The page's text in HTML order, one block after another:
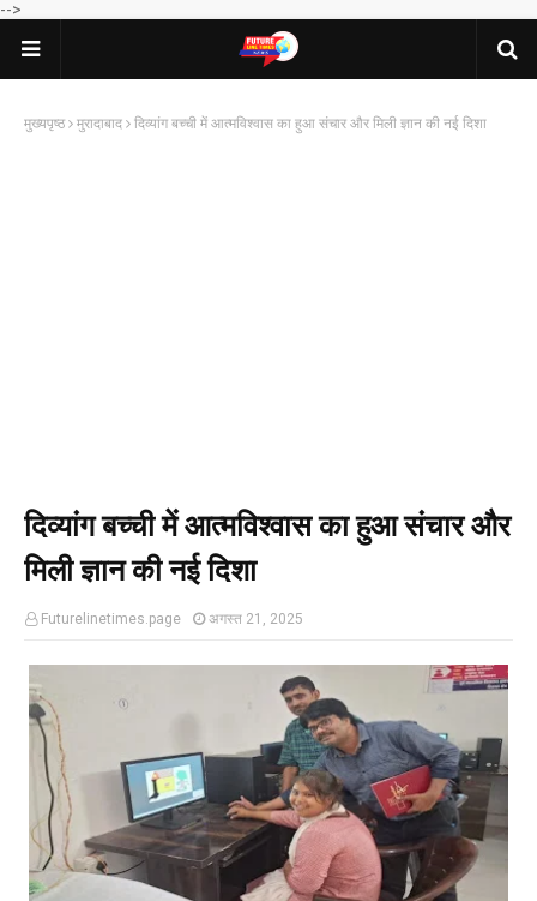
-->
मुख्यपृष्ठ मुरादाबाद दिव्यांग बच्ची में आत्मविश्वास का हुआ संचार और मिली ज्ञान की नई दिशा
दिव्यांग बच्ची में आत्मविश्वास का हुआ संचार और
मिली ज्ञान की नई दिशा
Futurelinetimes.page अगस्त 21, 2025